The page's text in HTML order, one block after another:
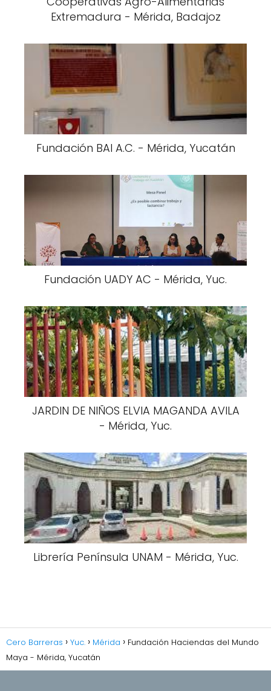
Extremadura - Mérida, Badajoz
Fundación BAI A.C. - Mérida, Yucatán
Fundación UADY AC - Mérida, Yuc.
JARDIN DE NIÑOS ELVIA MAGANDA AVILA
- Mérida, Yuc.
Librería Península UNAM - Mérida, Yuc.
Cero Barreras Yuc. Mérida
Fundación Haciendas del Mundo
Maya - Mérida, Yucatán